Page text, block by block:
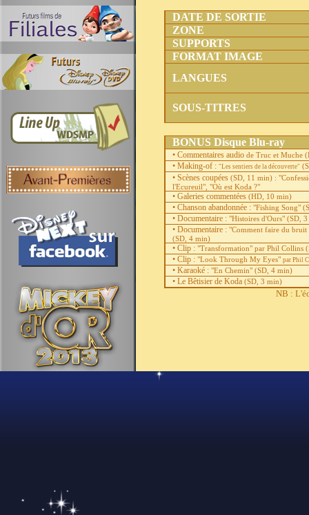
DATE DE SORTIE
ZONE
SUPPORTS
FORMAT IMAGE
LANGUES
SOUS-TITRES
BONUS Disque Blu-ray
• Commentaires audio de Truc et Muche
• Making-of : "Les sentiers de la découverte"
• Scènes coupées (SD, 11 min) :
l'Ecureuil", "Où est Koda ?"
• Galeries commentées (HD, 10 min)
• Chanson abandonnée : "Fishing Song"
• Documentaire : "Histoires d'Ours" (SD,
• Documentaire : "Comment faire du
(SD, 4 min)
• Clip : "Transformation" par Phil Collins
• Clip : "Look Through My Eyes" par Phil
• Karaoké : "En Chemin" (SD, 4 min)
• Le Bêtisier de Koda (SD, 3 min)
NB :